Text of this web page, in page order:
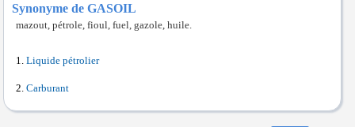
Synonyme de GASOIL
mazout, pétrole, fioul, fuel, gazole, huile.
Liquide pétrolier
Carburant